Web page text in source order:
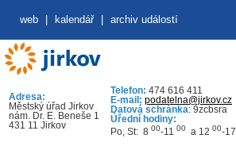
web kalendář archiv událostí
Adresa:
Městský úřad Jirkov
nám. Dr. E. Beneše 1
431 11 Jirkov
Telefon: 474 616 411
E-mail: podatelna@jirkov.cz
Datová schránka: 9zcbsra
Úřední hodiny:
Po, St: 8 00-11 00 a 12 00-17